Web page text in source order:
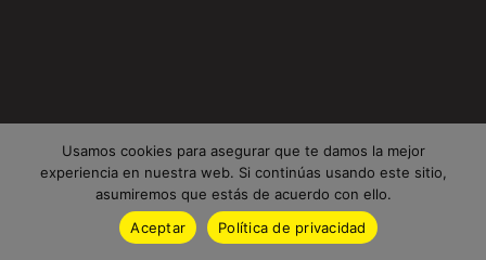
Usamos cookies para asegurar que te damos la mejor
experiencia en nuestra web. Si continúas usando este sitio,
asumiremos que estás de acuerdo con ello.
Aceptar
Política de privacidad